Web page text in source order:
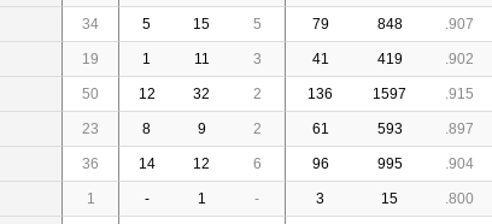
34 5 15 5 79 848 .907
19 1 11 3 41 419 .902
50 12 32 2 136 1597 .915
23 8 9 2 61 593 .897
36 14 12 6 96 995 .904
1 - 1 - 3 15 .800